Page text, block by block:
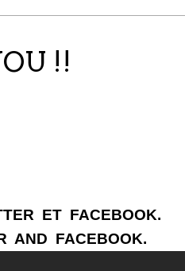
!!
ET FACEBOOK.
FACEBOOK.